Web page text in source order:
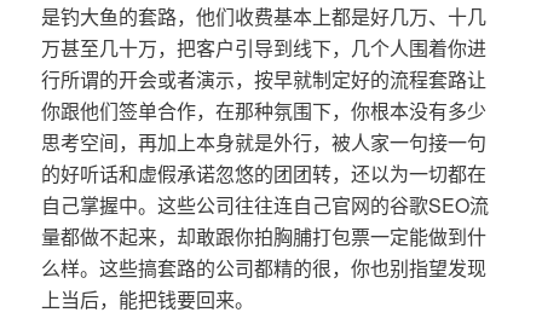
是钓大鱼的套路，他们收费基本上都是好几万、十几
万甚至几十万，把客户引导到线下，几个人围着你进
行所谓的开会或者演示，按早就制定好的流程套路让
你跟他们签单合作，在那种氛围下，你根本没有多少
思考空间，再加上本身就是外行，被人家一句接一句
的好听话和虚假承诺忽悠的团团转，还以为一切都在
自己掌握中。这些公司往往连自己官网的谷歌SEO流
量都做不起来，却敢跟你拍胸脯打包票一定能做到什
么样。这些搞套路的公司都精的很，你也别指望发现
上当后，能把钱要回来。